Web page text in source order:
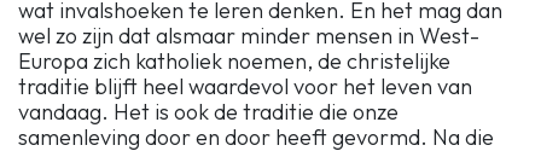
wat invalshoeken te leren denken. En het mag dan
wel zo zijn dat alsmaar minder mensen in West-
Europa zich katholiek noemen, de christelijke
traditie blijft heel waardevol voor het leven van
vandaag. Het is ook de traditie die onze
samenleving door en door heeft gevormd. Na die